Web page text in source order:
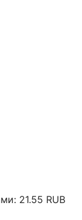
21.55 RUB